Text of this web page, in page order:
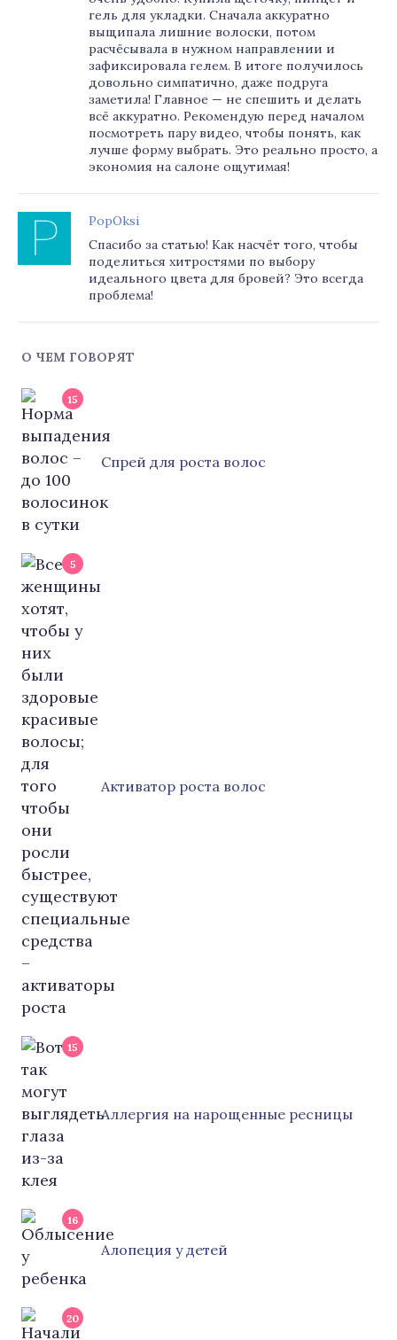
гель для укладки. Сначала аккуратно
выщипала лишние волоски, потом
расчёсывала в нужном направлении и
зафиксировала гелем. В итоге получилось
довольно симпатично, даже подруга
заметила! Главное — не спешить и делать
всё аккуратно. Рекомендую перед началом
посмотреть пару видео, чтобы понять, как
лучше форму выбрать. Это реально просто, а
экономия на салоне ощутимая!
PopOksi
Спасибо за статью! Как насчёт того, чтобы
поделиться хитростями по выбору
идеального цвета для бровей? Это всегда
проблема!
О ЧЕМ ГОВОРЯТ
15
Cпрей для роста волос
5
Активатор роста волос
15
Аллергия на нарощенные ресницы
16
Алопеция у детей
20